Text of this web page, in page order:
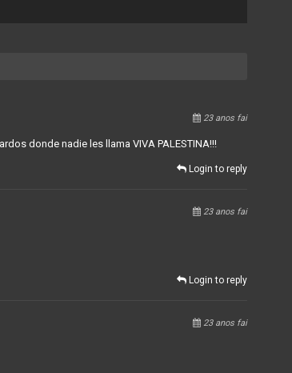
23 anos fai
donde nadie les llama VIVA PALESTINA!!!
Login to reply
23 anos fai
Login to reply
23 anos fai